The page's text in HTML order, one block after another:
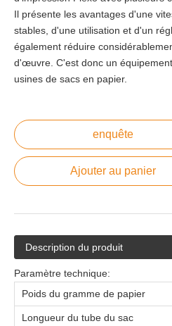
Il présente les avantages d'une
stables, d'une utilisation et d'un
également réduire
d'œuvre. C'est donc un
usines de sacs en papier.
enquête
Ajouter au panier
Description du produit
Paramètre technique:
Poids du gramme de papier
Longueur du tube du sac